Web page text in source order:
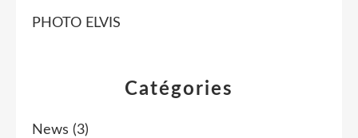
Catégories
News (3)
PHOTO ELVIS